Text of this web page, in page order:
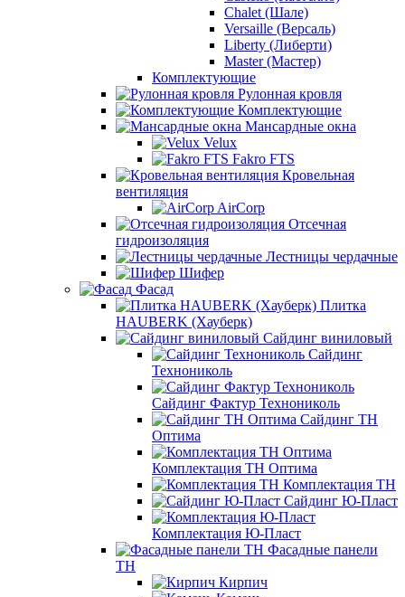
Chalet (Шале)
Versaille (Версаль)
Liberty (Либерти)
Master (Мастер)
Комплектующие
Рулонная кровля
Комплектующие
Мансардные окна
Velux
Fakro FTS
Кровельная
вентиляция
AirCorp
Отсечная
гидроизоляция
Лестницы чердачные
Шифер
Фасад
Плитка
HAUBERK (Хауберк)
Сайдинг виниловый
Сайдинг
Технониколь
Сайдинг Фактур Технониколь
Сайдинг ТН
Оптима
Комплектация ТН Оптима
Комплектация ТН
Сайдинг Ю-Пласт
Комплектация Ю-Пласт
Фасадные панели
ТН
Кирпич